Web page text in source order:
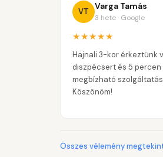
VT Varga Tamás
3 hete · Google
★★★★★
Hajnali 3-kor érkeztünk
diszpécsert és 5 percen
megbízható
Köszönöm!
Összes vélemény